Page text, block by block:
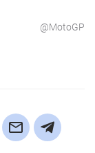
@MotoGP